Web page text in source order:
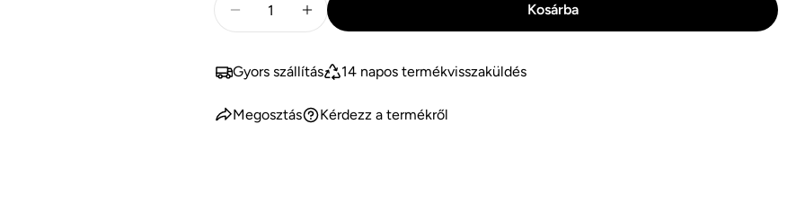
Mennyiség csökkentése: Ninja Woodfire Eldobható Zsírfogó (OG701EU)
Mennyiség növelése: Ninja Woodfire Eldobható Zsírfogó
Kosárba
Gyors szállítás 14 napos termékvisszaküldés
Megosztás Kérdezz a termékről